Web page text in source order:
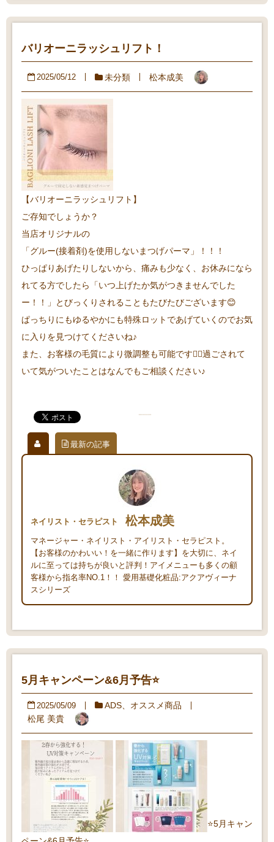
バリオーニラッシュリフト！
2025/05/12 未分類 松本成美
【バリオーニラッシュリフト】
ご存知でしょうか？
当店オリジナルの
「グルー(接着剤)を使用しないまつげパーマ」！！！
ひっぱりあげたりしないから、痛みも少なく、お休みになら
れてる方でしたら「いつ上げたか気がつきませんでした
ー！！」とびっくりされることもたびたびございます😊
ぱっちりにもゆるやかにも特殊ロットであげていくのでお気
に入りを見つけてくださいね♪
また、お客様の毛質により微調整も可能です🙆‍♀️過ごされて
いて気がついたことはなんでもご相談ください♪
最新の記事
ネイリスト・セラピスト 松本成美
マネージャー・ネイリスト・アイリスト・セラピスト。
【お客様のかわいい！を一緒に作ります】を大切に、ネイ
ルに至っては持ちが良いと評判！アイメニューも多くの顧
客様から指名率NO.1！！ 愛用基礎化粧品:アクアヴィーナ
スシリーズ
5月キャンペーン&6月予告⭐️
2025/05/09 ADS、 オススメ商品
松尾 美貴
⭐️5月キャン